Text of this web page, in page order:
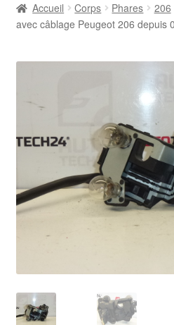
Contact
Livraison
Livraison internationale
Mon compte
Paiements
Panier
Politique de confidentialité
Accueil Corps Phares 206
avec câblage Peugeot 206 depuis